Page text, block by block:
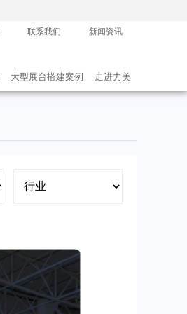
联系我们 新闻资讯
大型展台搭建案例 走进力美